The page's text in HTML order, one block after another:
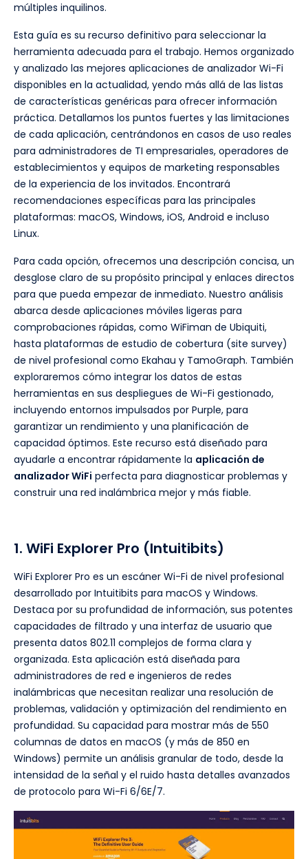
múltiples inquilinos.
Esta guía es su recurso definitivo para seleccionar la
herramienta adecuada para el trabajo. Hemos organizado
y analizado las mejores aplicaciones de analizador Wi-Fi
disponibles en la actualidad, yendo más allá de las listas
de características genéricas para ofrecer información
práctica. Detallamos los puntos fuertes y las limitaciones
de cada aplicación, centrándonos en casos de uso reales
para administradores de TI empresariales, operadores de
establecimientos y equipos de marketing responsables
de la experiencia de los invitados. Encontrará
recomendaciones específicas para las principales
plataformas: macOS, Windows, iOS, Android e incluso
Linux.
Para cada opción, ofrecemos una descripción concisa, un
desglose claro de su propósito principal y enlaces directos
para que pueda empezar de inmediato. Nuestro análisis
abarca desde aplicaciones móviles ligeras para
comprobaciones rápidas, como WiFiman de Ubiquiti,
hasta plataformas de estudio de cobertura (site survey)
de nivel profesional como Ekahau y TamoGraph. También
exploraremos cómo integrar los datos de estas
herramientas en sus despliegues de Wi-Fi gestionado,
incluyendo entornos impulsados por Purple, para
garantizar un rendimiento y una planificación de
capacidad óptimos. Este recurso está diseñado para
ayudarle a encontrar rápidamente la aplicación de
analizador WiFi perfecta para diagnosticar problemas y
construir una red inalámbrica mejor y más fiable.
1. WiFi Explorer Pro (Intuitibits)
WiFi Explorer Pro es un escáner Wi-Fi de nivel profesional
desarrollado por Intuitibits para macOS y Windows.
Destaca por su profundidad de información, sus potentes
capacidades de filtrado y una interfaz de usuario que
presenta datos 802.11 complejos de forma clara y
organizada. Esta aplicación está diseñada para
administradores de red e ingenieros de redes
inalámbricas que necesitan realizar una resolución de
problemas, validación y optimización del rendimiento en
profundidad. Su capacidad para mostrar más de 550
columnas de datos en macOS (y más de 850 en
Windows) permite un análisis granular de todo, desde la
intensidad de la señal y el ruido hasta detalles avanzados
de protocolo para Wi-Fi 6/6E/7.